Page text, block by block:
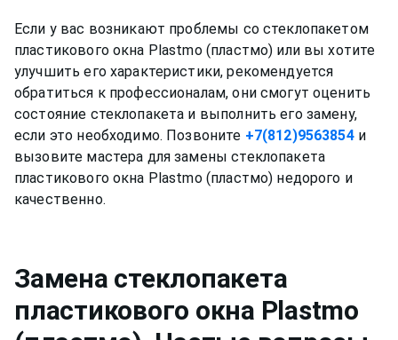
Если у вас возникают проблемы со стеклопакетом
пластикового окна Plastmo (пластмо) или вы хотите
улучшить его характеристики, рекомендуется
обратиться к профессионалам, они смогут оценить
состояние стеклопакета и выполнить его замену,
если это необходимо. Позвоните +7(812)9563854и
вызовите мастера для замены стеклопакета
пластикового окна Plastmo (пластмо) недорого и
Замена стеклопакета
пластикового окна Plastmo